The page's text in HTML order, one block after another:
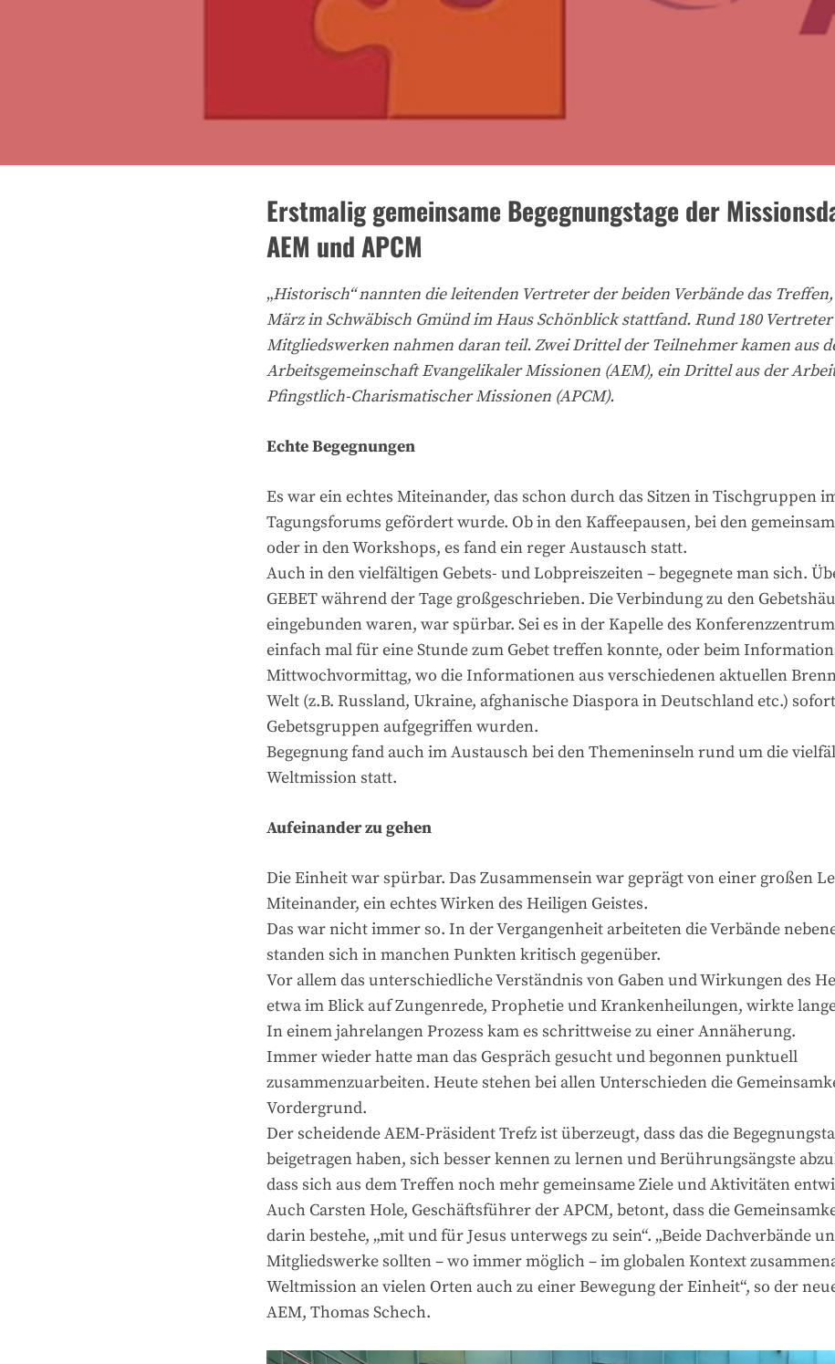
Erstmalig gemeinsame Begegnungstage der
AEM und APCM
„Historisch“ nannten die leitenden Vertreter der beiden Verbände das Treffen,
März in Schwäbisch Gmünd im Haus Schönblick stattfand. Rund 180
Mitgliedswerken nahmen daran teil. Zwei Drittel der Teilnehmer kamen aus
Arbeitsgemeinschaft Evangelikaler Missionen (AEM), ein Drittel aus der
Pfingstlich-Charismatischer Missionen (APCM).
Echte Begegnungen
Es war ein echtes Miteinander, das schon durch das Sitzen in Tischgruppen
Tagungsforums gefördert wurde. Ob in den Kaffeepausen, bei den
oder in den Workshops, es fand ein reger Austausch statt.
Auch in den vielfältigen Gebets- und Lobpreiszeiten – begegnete man sich.
GEBET während der Tage großgeschrieben. Die Verbindung zu den
eingebunden waren, war spürbar. Sei es in der Kapelle des
einfach mal für eine Stunde zum Gebet treffen konnte, oder beim
Mittwochvormittag, wo die Informationen aus verschiedenen aktuellen
Welt (z.B. Russland, Ukraine, afghanische Diaspora in Deutschland etc.)
Gebetsgruppen aufgegriffen wurden.
Begegnung fand auch im Austausch bei den Themeninseln rund um die
Weltmission statt.
Aufeinander zu gehen
Die Einheit war spürbar. Das Zusammensein war geprägt von einer großen
Miteinander, ein echtes Wirken des Heiligen Geistes.
Das war nicht immer so. In der Vergangenheit arbeiteten die Verbände
standen sich in manchen Punkten kritisch gegenüber.
Vor allem das unterschiedliche Verständnis von Gaben und Wirkungen des
etwa im Blick auf Zungenrede, Prophetie und Krankenheilungen, wirkte
In einem jahrelangen Prozess kam es schrittweise zu einer Annäherung.
Immer wieder hatte man das Gespräch gesucht und begonnen punktuell
zusammenzuarbeiten. Heute stehen bei allen Unterschieden die
Vordergrund.
Der scheidende AEM-Präsident Trefz ist überzeugt, dass das die
beigetragen haben, sich besser kennen zu lernen und Berührungsängste
dass sich aus dem Treffen noch mehr gemeinsame Ziele und Aktivitäten
Auch Carsten Hole, Geschäftsführer der APCM, betont, dass die
darin bestehe, „mit und für Jesus unterwegs zu sein“. „Beide Dachverbände
Mitgliedswerke sollten – wo immer möglich – im globalen Kontext
Weltmission an vielen Orten auch zu einer Bewegung der Einheit“, so der
AEM, Thomas Schech.